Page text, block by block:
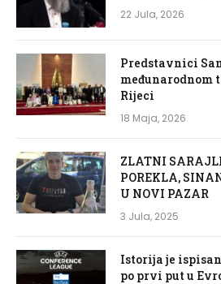
22 Jula, 2026
Predstavnici
međunarodnom
Rijeci
18 Maja, 2026
ZLATNI
POREKLA,
U NOVI PAZAR
3 Jula, 2025
Istorija je
po prvi put u